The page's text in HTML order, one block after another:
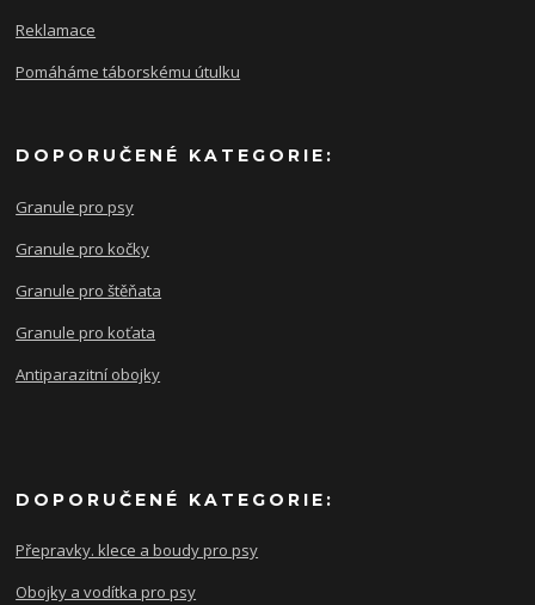
Reklamace
Pomáháme táborskému útulku
DOPORUČENÉ KATEGORIE:
Granule pro psy
Granule pro kočky
Granule pro štěňata
Granule pro koťata
Antiparazitní obojky
DOPORUČENÉ KATEGORIE:
Přepravky. klece a boudy pro psy
Obojky a vodítka pro psy